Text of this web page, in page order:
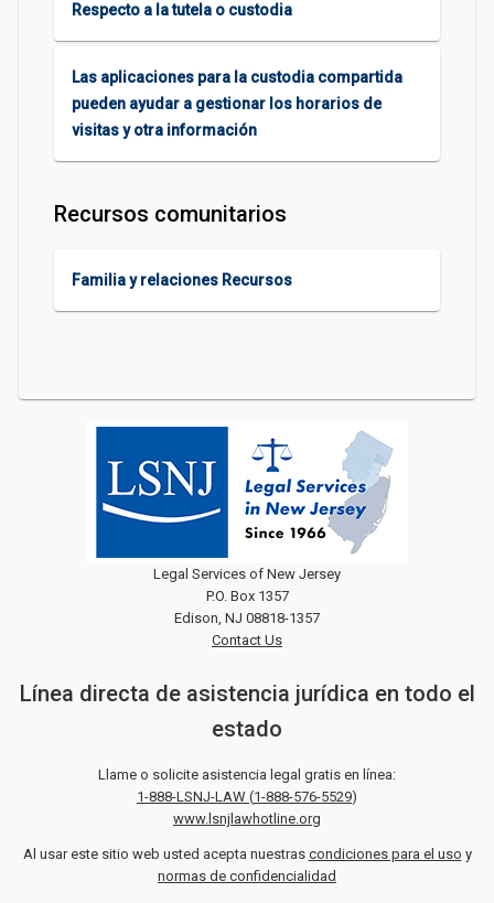
Respecto a la tutela o custodia
Las aplicaciones para la custodia compartida
pueden ayudar a gestionar los horarios de
visitas y otra información
Recursos comunitarios
Familia y relaciones Recursos
Legal Services of New Jersey
P.O. Box 1357
Edison, NJ 08818-1357
Contact Us
Línea directa de asistencia jurídica en todo el
estado
Llame o solicite asistencia legal gratis en línea:
1-888-LSNJ-LAW (1-888-576-5529)
www.lsnjlawhotline.org
Al usar este sitio web usted acepta nuestras condiciones para el uso y
normas de confidencialidad